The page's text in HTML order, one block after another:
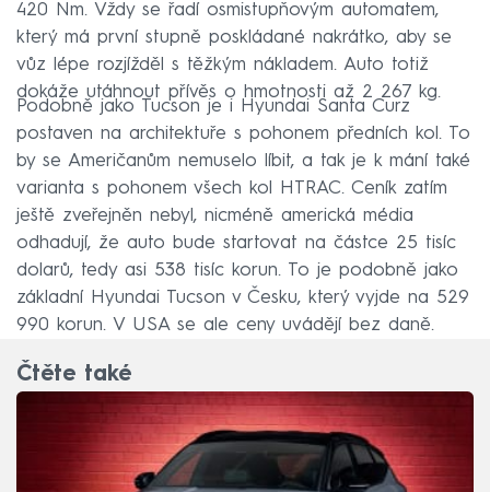
420 Nm. Vždy se řadí osmistupňovým automatem,
který má první stupně poskládané nakrátko, aby se
vůz lépe rozjížděl s těžkým nákladem. Auto totiž
dokáže utáhnout přívěs o hmotnosti až 2 267 kg.
Podobně jako Tucson je i Hyundai Santa Curz
postaven na architektuře s pohonem předních kol. To
by se Američanům nemuselo líbit, a tak je k mání také
varianta s pohonem všech kol HTRAC. Ceník zatím
ještě zveřejněn nebyl, nicméně americká média
odhadují, že auto bude startovat na částce 25 tisíc
dolarů, tedy asi 538 tisíc korun. To je podobně jako
základní Hyundai Tucson v Česku, který vyjde na 529
990 korun. V USA se ale ceny uvádějí bez daně.
Čtěte také